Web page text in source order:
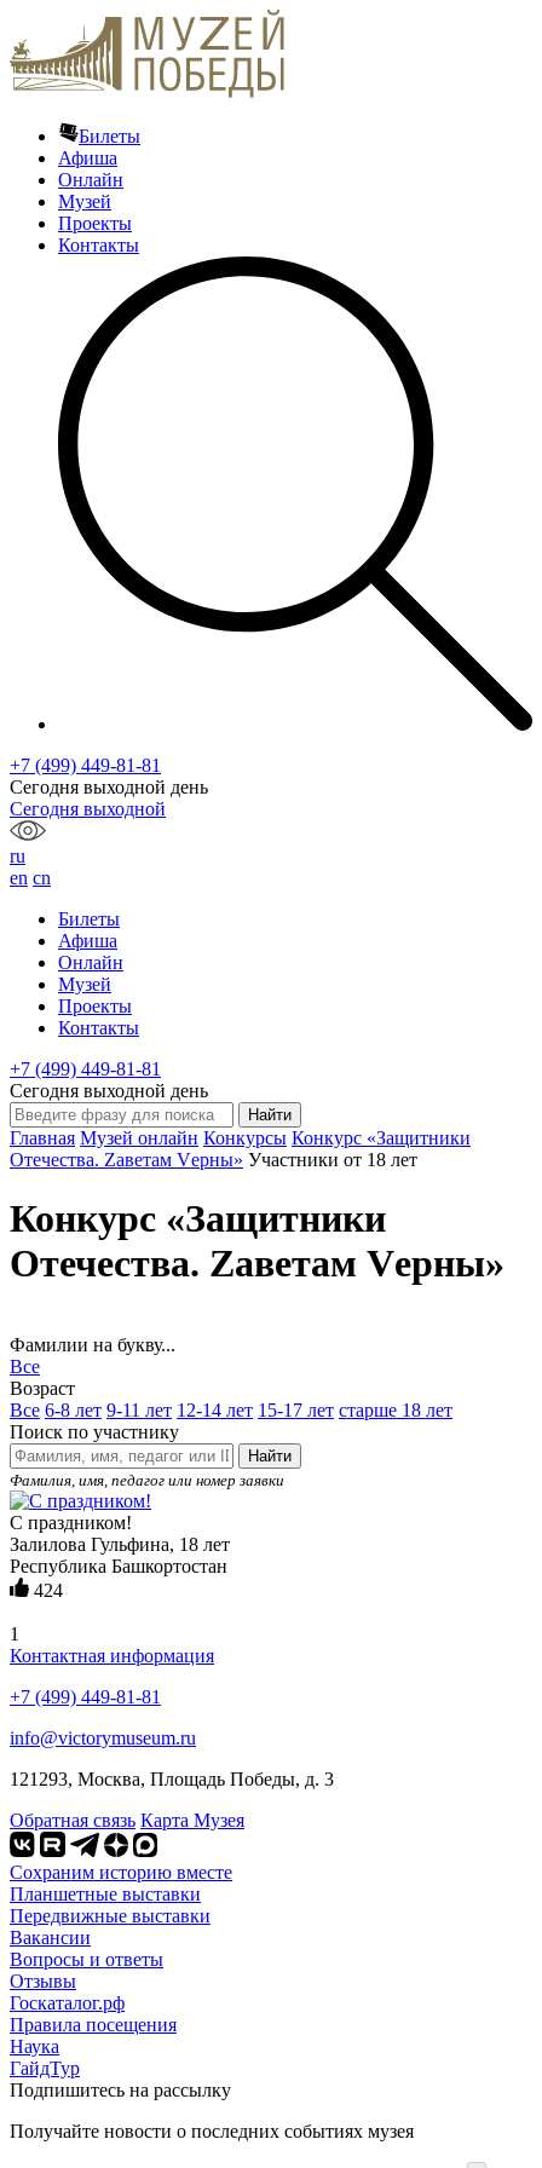
Билеты
Афиша
Онлайн
Музей
Проекты
Контакты
+7 (499) 449-81-81
Сегодня выходной день
Сегодня выходной
ru
en cn
Билеты
Афиша
Онлайн
Музей
Проекты
Контакты
+7 (499) 449-81-81
Сегодня выходной день
Главная Музей онлайн Конкурсы Конкурс «Защитники
Отечества. Zаветам Vерны» Участники от 18 лет
Конкурс «Защитники
Отечества. Zаветам Vерны»
Фамилии на букву...
Все
Возраст
Все 6-8 лет 9-11 лет 12-14 лет 15-17 лет старше 18 лет
Поиск по участнику
Найти
Фамилия, имя, педагог или номер заявки
С праздником!
Залилова Гульфина, 18 лет
Республика Башкортостан
424
1
Контактная информация
+7 (499) 449-81-81
info@victorymuseum.ru
121293, Москва, Площадь Победы, д. 3
Обратная связь Карта Музея
Сохраним историю вместе
Планшетные выставки
Передвижные выставки
Вакансии
Вопросы и ответы
Отзывы
Госкаталог.рф
Правила посещения
Наука
ГайдТур
Подпишитесь на рассылку
Получайте новости о последних событиях музея